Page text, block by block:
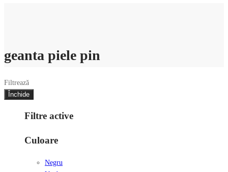
geanta piele pin
Filtrează
Închide
Filtre active
Culoare
Negru